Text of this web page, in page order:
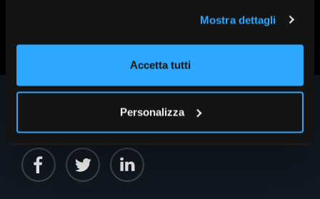
Mostra dettagli
Accetta tutti
Personalizza
Scopri altri contenuti su FR|Vision